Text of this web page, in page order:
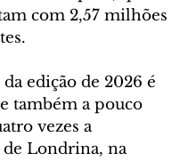
com 2,57 milhões
edição de 2026 é
também a pouco
vezes a
de Londrina, na